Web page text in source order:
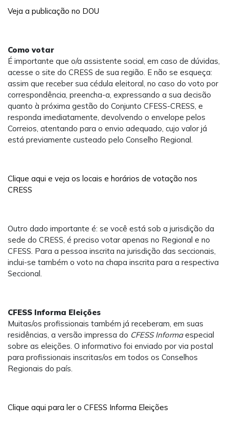
Veja a publicação no DOU
Como votar
É importante que o/a assistente social, em caso de dúvidas,
acesse o site do CRESS de sua região. E não se esqueça:
assim que receber sua cédula eleitoral, no caso do voto por
correspondência, preencha-a, expressando a sua decisão
quanto à próxima gestão do Conjunto CFESS-CRESS, e
responda imediatamente, devolvendo o envelope pelos
Correios, atentando para o envio adequado, cujo valor já
está previamente custeado pelo Conselho Regional.
Clique aqui e veja os locais e horários de votação nos
CRESS
Outro dado importante é: se você está sob a jurisdição da
sede do CRESS, é preciso votar apenas no Regional e no
CFESS. Para a pessoa inscrita na jurisdição das seccionais,
inclui-se também o voto na chapa inscrita para a respectiva
Seccional.
CFESS Informa Eleições
Muitas/os profissionais também já receberam, em suas
residências, a versão impressa do CFESS Informaespecial
sobre as eleições. O informativo foi enviado por via postal
para profissionais inscritas/os em todos os Conselhos
Regionais do país.
Clique aqui para ler o CFESS Informa Eleições